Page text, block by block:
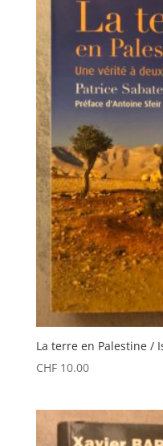
La terre en Palestine /
CHF10.00